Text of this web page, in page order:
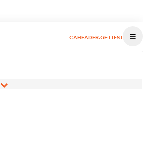
CAHEADER.GETTEST